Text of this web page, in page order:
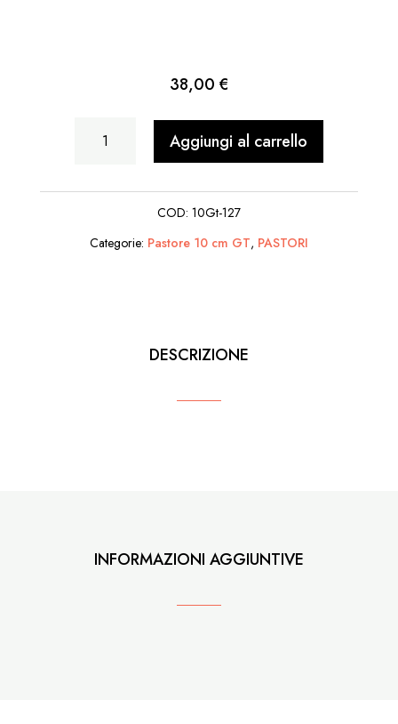
38,00 €
Donna
Pulcini
Testa
Aggiungi al carrello
COD: 10Gt-127
Categorie: Pastore 10 cm GT, PASTORI
DESCRIZIONE
INFORMAZIONI AGGIUNTIVE